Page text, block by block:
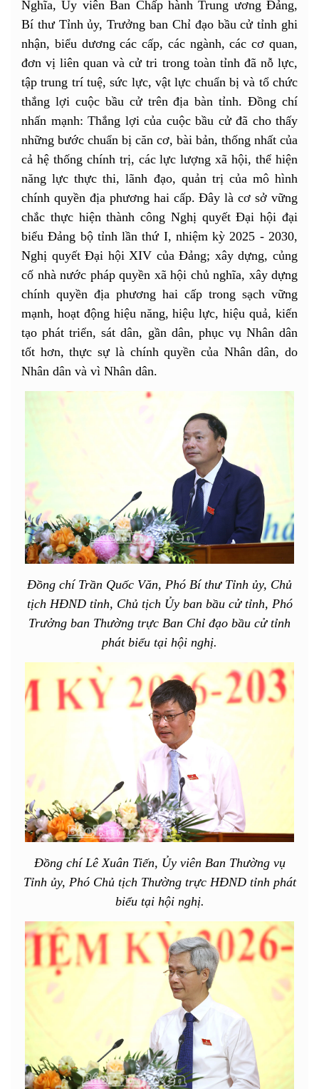
Nghĩa, Ủy viên Ban Chấp hành Trung ương Đảng,
Bí thư Tỉnh ủy, Trưởng ban Chỉ đạo bầu cử tỉnh ghi
nhận, biểu dương các cấp, các ngành, các cơ quan,
đơn vị liên quan và cử tri trong toàn tỉnh đã nỗ lực,
tập trung trí tuệ, sức lực, vật lực chuẩn bị và tổ chức
thắng lợi cuộc bầu cử trên địa bàn tỉnh. Đồng chí
nhấn mạnh: Thắng lợi của cuộc bầu cử đã cho thấy
những bước chuẩn bị căn cơ, bài bản, thống nhất của
cả hệ thống chính trị, các lực lượng xã hội, thể hiện
năng lực thực thi, lãnh đạo, quản trị của mô hình
chính quyền địa phương hai cấp. Đây là cơ sở vững
chắc thực hiện thành công Nghị quyết Đại hội đại
biểu Đảng bộ tỉnh lần thứ I, nhiệm kỳ 2025 - 2030,
Nghị quyết Đại hội XIV của Đảng; xây dựng, củng
cố nhà nước pháp quyền xã hội chủ nghĩa, xây dựng
chính quyền địa phương hai cấp trong sạch vững
mạnh, hoạt động hiệu năng, hiệu lực, hiệu quả, kiến
tạo phát triển, sát dân, gần dân, phục vụ Nhân dân
tốt hơn, thực sự là chính quyền của Nhân dân, do
Nhân dân và vì Nhân dân.
Đồng chí Trần Quốc Văn, Phó Bí thư Tỉnh ủy, Chủ
tịch HĐND tỉnh, Chủ tịch Ủy ban bầu cử tỉnh, Phó
Trưởng ban Thường trực Ban Chỉ đạo bầu cử tỉnh
phát biểu tại hội nghị.
Đồng chí Lê Xuân Tiến, Ủy viên Ban Thường vụ
Tỉnh ủy, Phó Chủ tịch Thường trực HĐND tỉnh phát
biểu tại hội nghị.